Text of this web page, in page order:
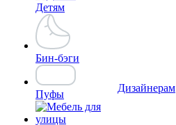
Детям
Бин-бэги
Пуфы
Дизайнерам